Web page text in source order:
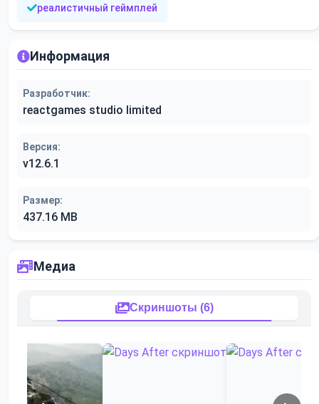
реалистичный геймплей
Информация
Разработчик:
reactgames studio limited
Версия:
v12.6.1
Размер:
437.16 MB
Медиа
Скриншоты (6)